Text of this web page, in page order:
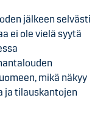
jälkeen selvästi
ei ole vielä syytä
mikä näkyy
ja tilauskantojen